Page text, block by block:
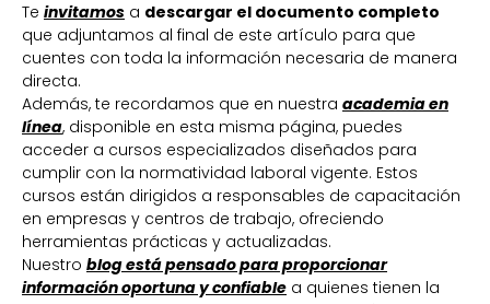
Te invitamos a descargar el documento completo
que adjuntamos al final de este artículo para que
cuentes con toda la información necesaria de manera
directa.
Además, te recordamos que en nuestra academia en
línea, disponible en esta misma página, puedes
acceder a cursos especializados diseñados para
cumplir con la normatividad laboral vigente. Estos
cursos están dirigidos a responsables de capacitación
en empresas y centros de trabajo, ofreciendo
herramientas prácticas y actualizadas.
Nuestro blog está pensado para proporcionar
información oportuna y confiable a quienes tienen la